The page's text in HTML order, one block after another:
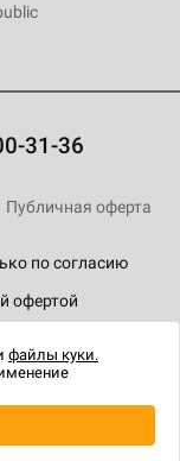
31-36
по согласию
офертой
Публичная оферта
файлы куки.